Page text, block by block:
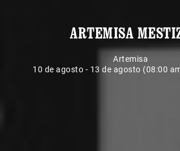
ARTEMISA
Artemisa
10 de agosto - 13 de agosto (08:00